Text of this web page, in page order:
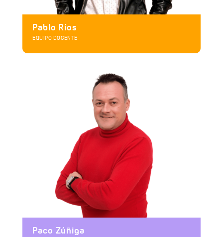
Pablo Ríos
EQUIPO DOCENTE
Paco Zúñiga